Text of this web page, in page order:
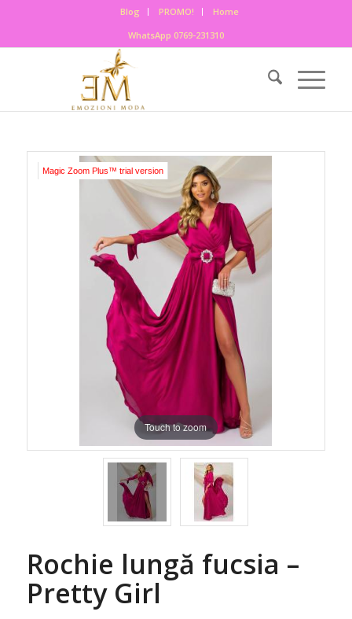
Blog PROMO!
Home
WhatsApp 0769-231310
Magic Zoom Plus™ trial version
Touch to zoom
Rochie lungă fucsia –
Pretty Girl